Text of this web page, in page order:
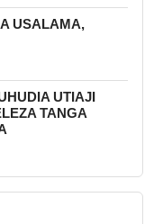
USALAMA,
UTIAJI
TANGA